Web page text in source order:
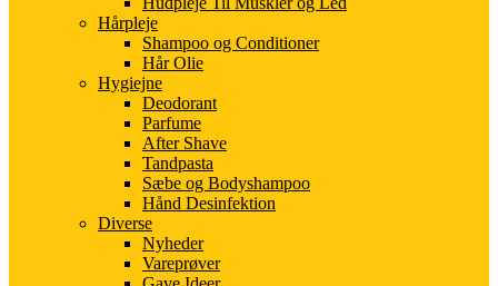
Hårpleje
Shampoo og Conditioner
Hår Olie
Hygiejne
Deodorant
Parfume
After Shave
Tandpasta
Sæbe og Bodyshampoo
Hånd Desinfektion
Diverse
Nyheder
Vareprøver